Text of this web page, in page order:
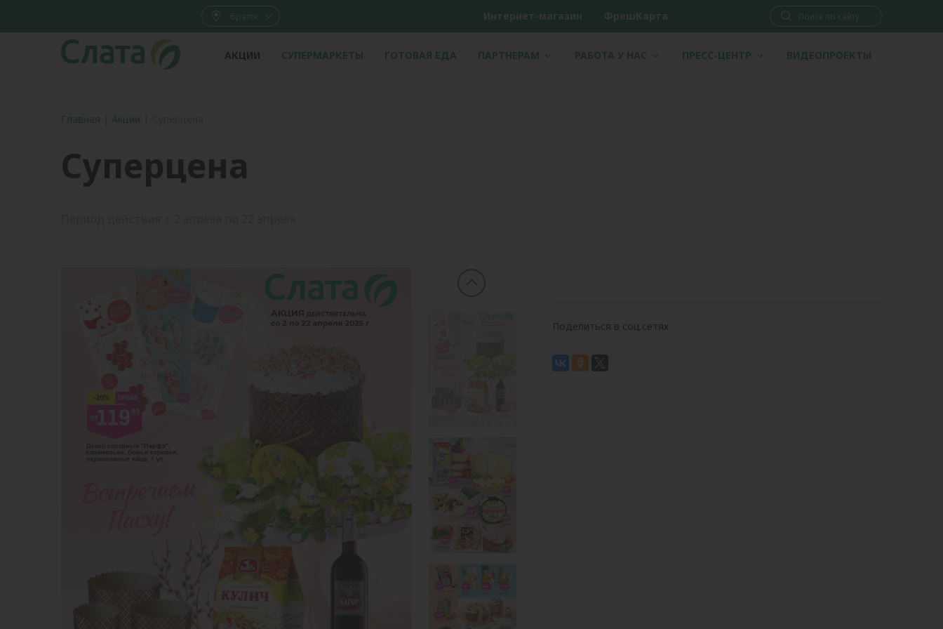
Братск Интернет-магазин ФрешКарта
АКЦИИ СУПЕРМАРКЕТЫ ГОТОВАЯ ЕДА ПАРТНЕРАМ РАБОТА У НАС ПРЕСС-ЦЕНТР ВИДЕОПРОЕКТЫ
Главная Акции
Суперцена
Поделиться в соц.сетях